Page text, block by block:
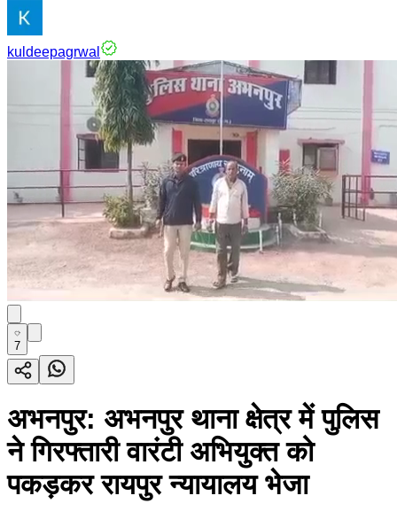
kuldeepagrwal
7
अभनपुर: अभनपुर थाना क्षेत्र में पुलिस
ने गिरफ्तारी वारंटी अभियुक्त को
पकड़कर रायपुर न्यायालय भेजा